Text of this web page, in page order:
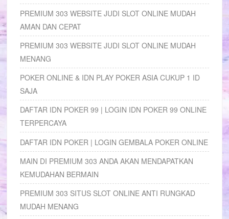
PREMIUM 303 WEBSITE JUDI SLOT ONLINE MUDAH
AMAN DAN CEPAT
PREMIUM 303 WEBSITE JUDI SLOT ONLINE MUDAH
MENANG
POKER ONLINE & IDN PLAY POKER ASIA CUKUP 1 ID
SAJA
DAFTAR IDN POKER 99 | LOGIN IDN POKER 99 ONLINE
TERPERCAYA
DAFTAR IDN POKER | LOGIN GEMBALA POKER ONLINE
MAIN DI PREMIUM 303 ANDA AKAN MENDAPATKAN
KEMUDAHAN BERMAIN
PREMIUM 303 SITUS SLOT ONLINE ANTI RUNGKAD
MUDAH MENANG